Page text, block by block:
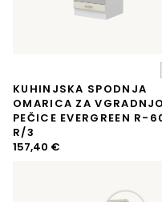
KUHINJSKA SPODNJA
OMARICA ZA VGRADNJO
PEČICE EVERGREEN R-
R/3
157,40 €